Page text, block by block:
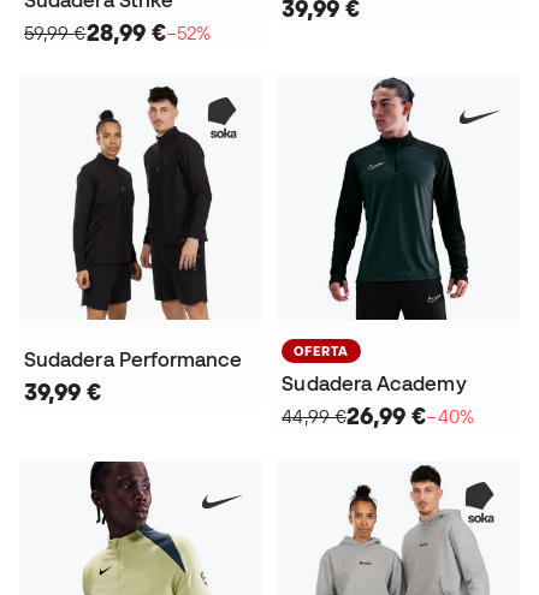
59,99 €28,99 €−52%
39,99 €
Sudadera Performance
39,99 €
OFERTA
Sudadera Academy
44,99 €26,99 €−40%